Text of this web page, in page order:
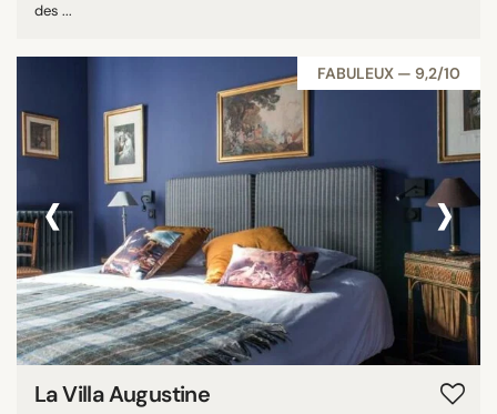
des ...
FABULEUX — 9,2/10
‹ ›
La Villa Augustine